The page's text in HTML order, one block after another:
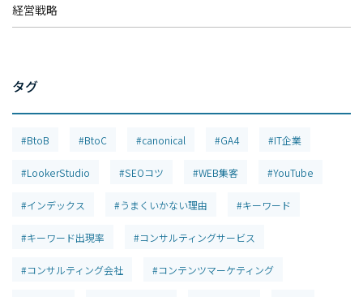
経営戦略
タグ
#BtoB #BtoC #canonical #GA4 #IT企業
#LookerStudio #SEOコツ #WEB集客 #YouTube
#インデックス #うまくいかない理由 #キーワード
#キーワード出現率 #コンサルティングサービス
#コンサルティング会社 #コンテンツマーケティング